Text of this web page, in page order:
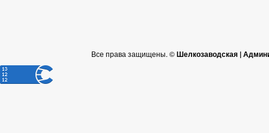
Все права защищены. ©Шелкозаводская |